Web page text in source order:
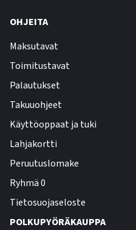
OHJEITA
Maksutavat
Toimitustavat
Palautukset
Takuuohjeet
Käyttöoppaat ja tuki
Lahjakortti
Peruutuslomake
Ryhmä 0
Tietosuojaseloste
POLKUPYÖRÄKAUPPA